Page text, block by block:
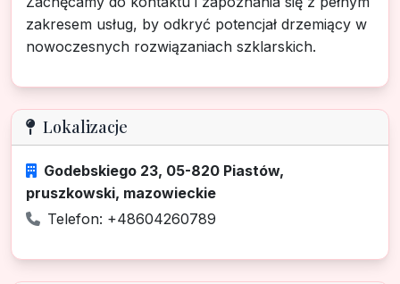
zakresem usług, by odkryć potencjał drzemiący w
nowoczesnych rozwiązaniach szklarskich.
Lokalizacje
Godebskiego 23, 05-820 Piastów,
pruszkowski, mazowieckie
Telefon: +48604260789